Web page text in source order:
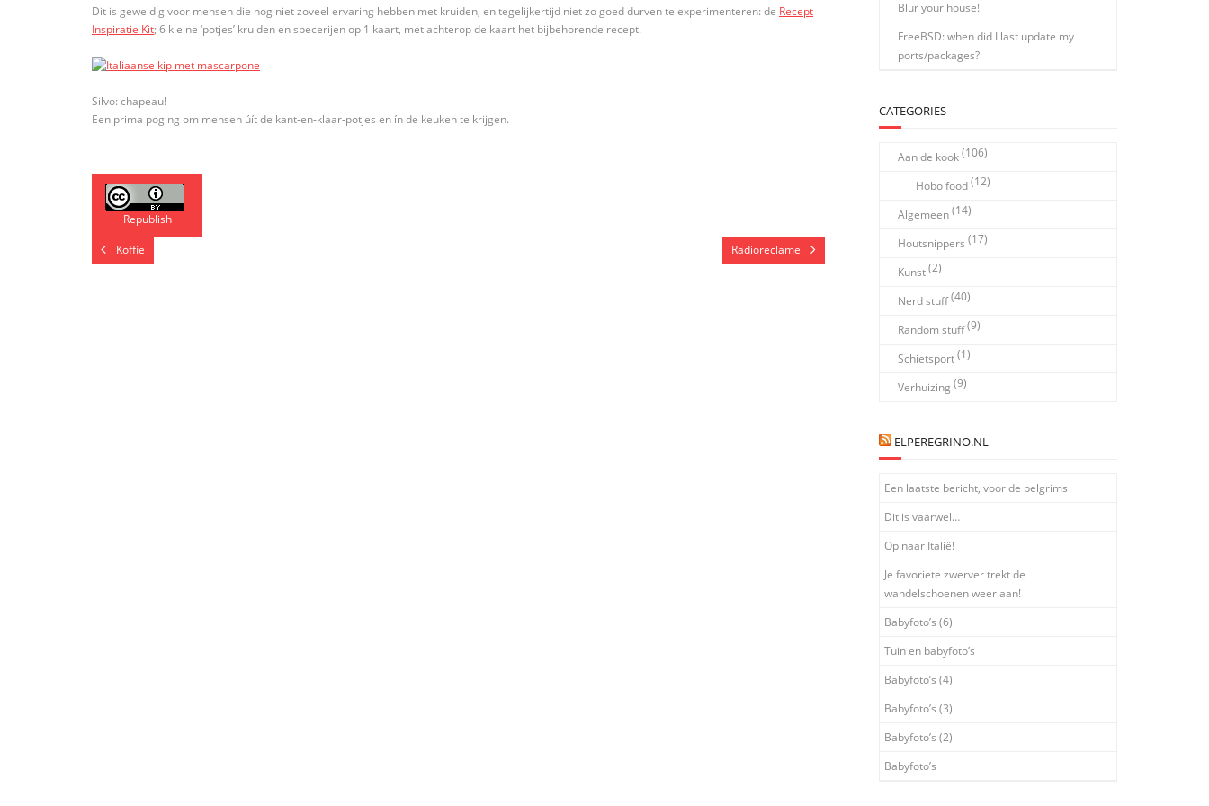
Dit is geweldig voor mensen die nog niet zoveel ervaring hebben met kruiden, en tegelijkertijd niet zo goed durven te experimenteren: de Recept
Inspiratie Kit; 6 kleine ‘potjes’ kruiden en specerijen op 1 kaart, met achterop de kaart het bijbehorende recept.
Silvo: chapeau!
Een prima poging om mensen úít de kant-en-klaar-potjes en ín de keuken te krijgen.
Republish
Koffie
Radioreclame
Blur your house!
FreeBSD: when did I last update my
ports/packages?
CATEGORIES
Aan de kook(106)
Hobo food(12)
Algemeen(14)
Houtsnippers (17)
Kunst(2)
Nerd stuff(40)
Random stuff(9)
Schietsport(1)
Verhuizing (9)
ELPEREGRINO.NL
Een laatste bericht, voor de pelgrims
Dit is vaarwel…
Op naar Italië!
Je favoriete zwerver trekt de
wandelschoenen weer aan!
Babyfoto’s (6)
Tuin en babyfoto’s
Babyfoto’s (4)
Babyfoto’s (3)
Babyfoto’s (2)
Babyfoto’s